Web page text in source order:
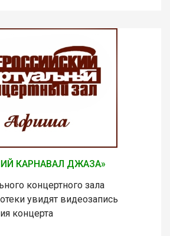
КАРНАВАЛ ДЖАЗА»
концертного зала
увидят видеозапись
концерта